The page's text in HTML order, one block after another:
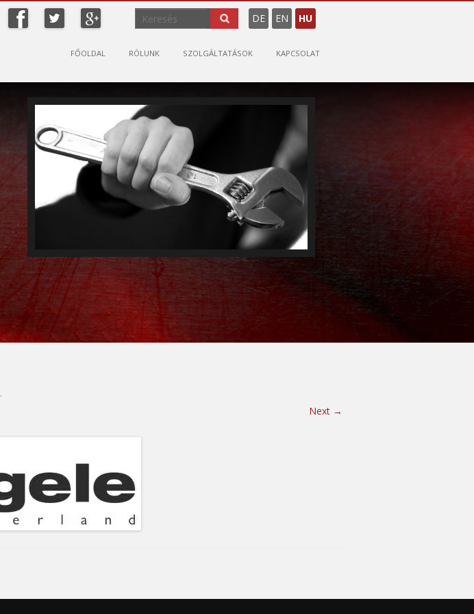
DE EN HU
FŐOLDAL RÓLUNK SZOLGÁLTATÁSOK
BIZTONSÁGI SZOLGÁLTATÁS
KERTÉSZET
ÉTKEZTETÉS
EHS SZOLGÁLTATÁSOK
KAPCSOLAT
.
Next →